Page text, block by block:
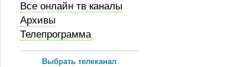
Все онлайн тв каналы
Архивы
Телепрограмма
Выбрать телеканал